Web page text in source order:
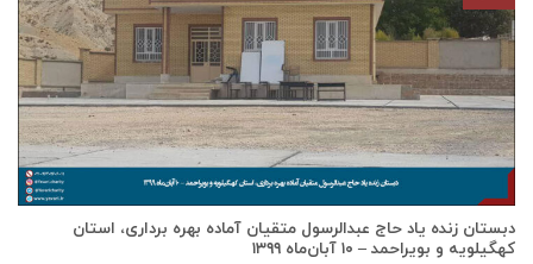
دبستان زنده ياد حاج عبدالرسول متقيان آماده بهره برداری، استان
كهگيلويه و بويراحمد – ۱۰ آبان‌ماه ۱۳۹۹